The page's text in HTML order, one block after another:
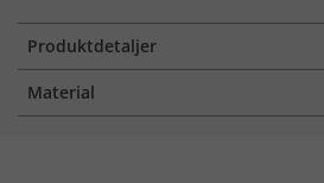
Produktdetaljer
Material